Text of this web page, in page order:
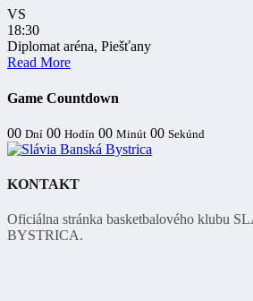
VS
18:30
Diplomat aréna, Piešťany
Read More
Game Countdown
00 Dní 00 Hodín 00 Minút 00 Sekúnd
KONTAKT
Oficiálna stránka basketbalového klubu
BYSTRICA.